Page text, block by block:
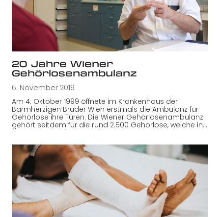
20 Jahre Wiener
Gehörlosenambulanz
6. November 2019
Am 4. Oktober 1999 öffnete im Krankenhaus der
Barmherzigen Brüder Wien erstmals die Ambulanz für
Gehörlose ihre Türen. Die Wiener Gehörlosenambulanz
gehört seitdem für die rund 2.500 Gehörlose, welche in…